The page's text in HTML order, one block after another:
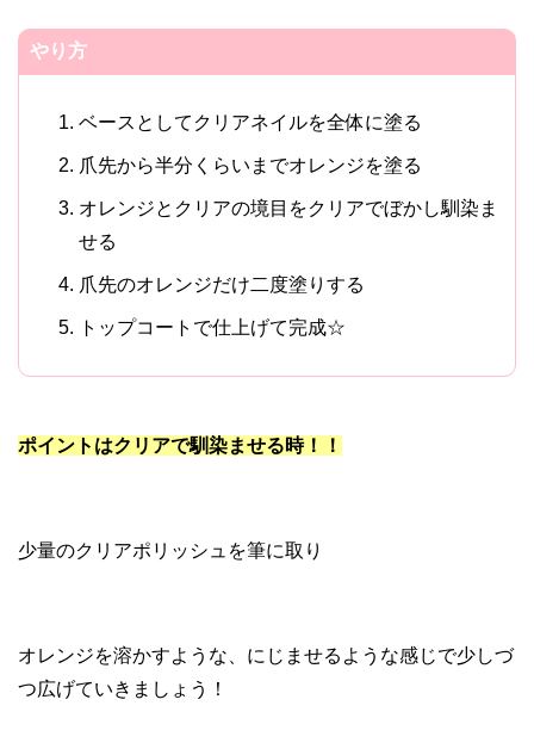
やり方
ベースとしてクリアネイルを全体に塗る
爪先から半分くらいまでオレンジを塗る
オレンジとクリアの境目をクリアでぼかし馴染ま
せる
爪先のオレンジだけ二度塗りする
トップコートで仕上げて完成☆
ポイントはクリアで馴染ませる時！！
少量のクリアポリッシュを筆に取り
オレンジを溶かすような、にじませるような感じで少しづ
つ広げていきましょう！